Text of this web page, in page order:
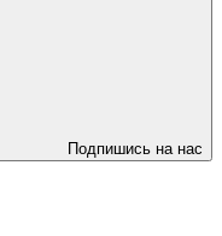
Подпишись на нас